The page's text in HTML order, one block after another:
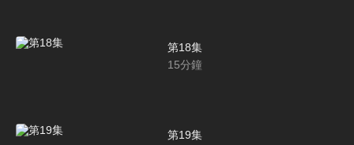
第18集
15分鐘
第19集